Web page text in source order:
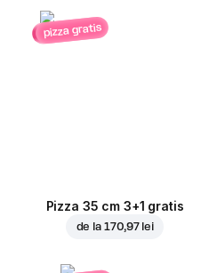
pizza gratis
Pizza 35 cm 3+1 gratis
de la 170,97 lei